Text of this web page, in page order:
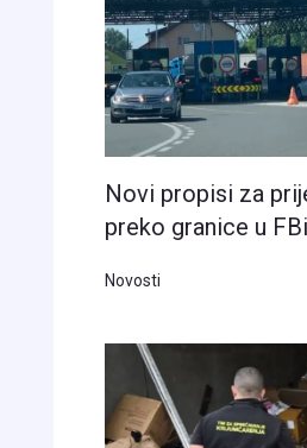
Novi propisi za
preko granice u
Novosti